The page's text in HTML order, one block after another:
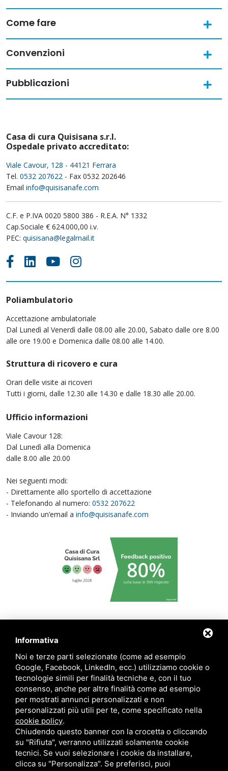
Come fare
Convenzioni
Pubblicazioni
Casa di cura Quisisana s.r.l.
Ospedale privato accreditato:
Viale Cavour, 128 - 44121 Ferrara
Tel. 0532 207622 - Fax 0532 202646
Email info@quisisanafe.com
C.F. e P.IVA 0020 5800 386 - R.E.A. N° 1332
Cap.Sociale € 624.000,00 i.v.
PEC: quisisana@legalmail.it
Poliambulatorio
Accettazione ambulatoriale
Dal Lunedì al Venerdì dalle 08.00 alle 20.00, Sabato dalle ore 8.00
alle ore 19.00 e Domenica dalle 08.00 alle 14.00.
Struttura di ricovero e cura
Orari delle visite ai ricoveri
Tutti i giorni, dalle 12.30 alle 14.30 e dalle 18.30 alle 20.00.
Ufficio informazioni
Viale Cavour 128:
Dal Lunedì alla Domenica
dalle 8.00 alle 20.00
Nei seguenti modi:
- Direttamente allo sportello di accettazione
- Telefonando al numero: 0532 207622
- Inviando un’email a info@quisisanafe.com
Informativa
Noi e terze parti selezionate (come ad esempio
Google, Facebook, LinkedIn, ecc.) utilizziamo cookie o
tecnologie simili per finalità tecniche e, con il tuo
consenso, anche per altre finalità come ad esempio
per mostrati annunci personalizzati e non
personalizzati più utili per te, come specificato nella
cookie policy.
Chiudendo questo banner con la crocetta o cliccando
su "Rifiuta", verranno utilizzati solamente cookie
tecnici. Se vuoi selezionare i cookie da installare,
clicca su "Personalizza". Se preferisci, puoi